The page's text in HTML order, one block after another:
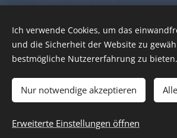
Newsletteran und Sie erfahren
zuerst!
© SusanneBollmann 2026
Cookies
Ich verwende Cookies, um das
und die Sicherheit der Website zu
bestmögliche Nutzererfahrung zu bieten.
Nur notwendige akzeptieren
Erweiterte Einstellungen öffnen